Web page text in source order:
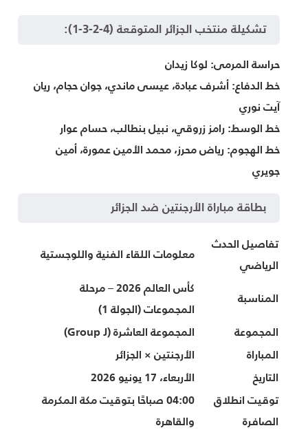
تشكيلة منتخب الجزائر المتوقعة (4-2-3-1):
حراسة المرمى: لوكا زيدان
خط الدفاع: أشرف عبادة، عيسى ماندي، جوان حجام، ريان
آيت نوري
خط الوسط: رامز زروقي، نبيل بنطالب، حسام عوار
خط الهجوم: رياض محرز، محمد الأمين عمورة، أمين
جويري
بطاقة مباراة الأرجنتين ضد الجزائر
تفاصيل الحدث
الرياضي
معلومات اللقاء الفنية واللوجستية
المناسبة
كأس العالم 2026 – مرحلة
المجموعات (الجولة 1)
المجموعة المجموعة العاشرة (Group J)
المباراة الأرجنتين × الجزائر
التاريخ الأربعاء، 17 يونيو 2026
توقيت انطلاق
الصافرة
04:00 صباحًا بتوقيت مكة المكرمة
والقاهرة